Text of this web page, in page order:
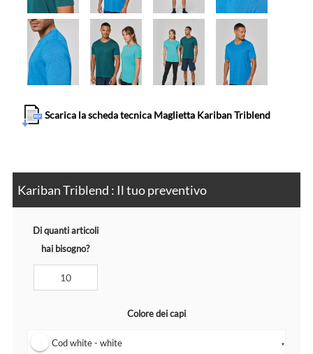
Scarica la scheda tecnica Maglietta Kariban Triblend
Kariban Triblend : Il tuo preventivo
Di quanti articoli
hai bisogno?
Colore dei capi
Cod white - white ▼